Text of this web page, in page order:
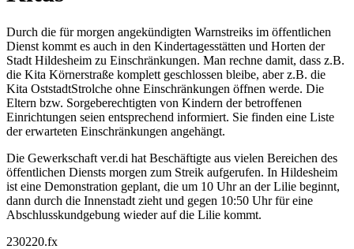
Durch die für morgen angekündigten Warnstreiks im öffentlichen
Dienst kommt es auch in den Kindertagesstätten und Horten der
Stadt Hildesheim zu Einschränkungen. Man rechne damit, dass z.B.
die Kita Körnerstraße komplett geschlossen bleibe, aber z.B. die
Kita OststadtStrolche ohne Einschränkungen öffnen werde. Die
Eltern bzw. Sorgeberechtigten von Kindern der betroffenen
Einrichtungen seien entsprechend informiert. Sie finden eine Liste
der erwarteten Einschränkungen angehängt.
Die Gewerkschaft ver.di hat Beschäftigte aus vielen Bereichen des
öffentlichen Diensts morgen zum Streik aufgerufen. In Hildesheim
ist eine Demonstration geplant, die um 10 Uhr an der Lilie beginnt,
dann durch die Innenstadt zieht und gegen 10:50 Uhr für eine
Abschlusskundgebung wieder auf die Lilie kommt.
230220.fx